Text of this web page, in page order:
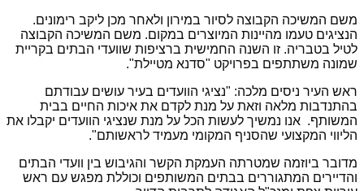
משם המשיכה הקבוצה לסיור במירון ולאחר מכן ליקב רימונים.
הנציגים טעמו מהיינות המיוצרים במקום. משם המשיכה הקבוצה
לטיל בטבריה. זו השנה החמישית ברציפות שוועדי הבתים בקריית
שמונה משתתפים בפרויקט "סדנא מטיילת".
ראש העיר ניסים מלכה: "נציגי הוועדים בעיר עושים עבודתם
בהתנדבות מלאה וזאת על מנת לקדם את איכות החיים בבית
המשותף. אנו נמשיך לעשות הכל על מנת שנציגי הוועדים יקבלו את
הליווי המקצועי שהסניף המקומי מעמיד לראשותם".
מדובר ביוזמה שמטרתה העמקת הקשר והגיבוש בין וועדי הבתים
והדיירים המתגוררים בבתים המשותפים וכוללת מפגש עם ראש